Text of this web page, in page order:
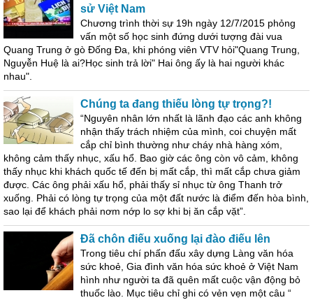
sử Việt Nam
Chương trình thời sự 19h ngày 12/7/2015 phỏng
vấn một số học sinh đứng dưới tượng đài vua
Quang Trung ở gò Đống Đa, khi phóng viên VTV hỏi"Quang Trung,
Nguyễn Huệ là ai?Học sinh trả lời" Hai ông ấy là hai người khác
nhau".
Chúng ta đang thiếu lòng tự trọng?!
“Nguyên nhân lớn nhất là lãnh đạo các anh không
nhận thấy trách nhiệm của mình, coi chuyện mất
cắp chỉ bình thường như cháy nhà hàng xóm,
không cảm thấy nhục, xấu hổ. Bao giờ các ông còn vô cảm, không
thấy nhục khi khách quốc tế đến bị mất cắp, thì mất cắp chưa giảm
được. Các ông phải xấu hổ, phải thấy sỉ nhục từ ông Thanh trở
xuống. Phải có lòng tự trọng của một đất nước là điểm đến hòa bình,
sao lại để khách phải nơm nớp lo sợ khi bị ăn cắp vặt”.
Đã chôn điếu xuống lại đào điếu lên
Trong tiêu chí phấn đấu xây dựng Làng văn hóa
sức khoẻ, Gia đình văn hóa sức khoẻ ở Việt Nam
hình như người ta đã quên mất cuộc vận động bỏ
thuốc lào. Mục tiêu chỉ ghi có vẻn vẹn một câu “